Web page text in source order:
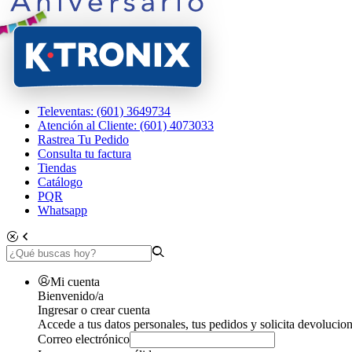
Televentas: (601) 3649734
Atención al Cliente: (601) 4073033
Rastrea Tu Pedido
Consulta tu factura
Tiendas
Catálogo
PQR
Whatsapp
Mi cuenta
Bienvenido/a
Ingresar o crear cuenta
Accede a tus datos personales, tus pedidos y solicita
Correo electrónico